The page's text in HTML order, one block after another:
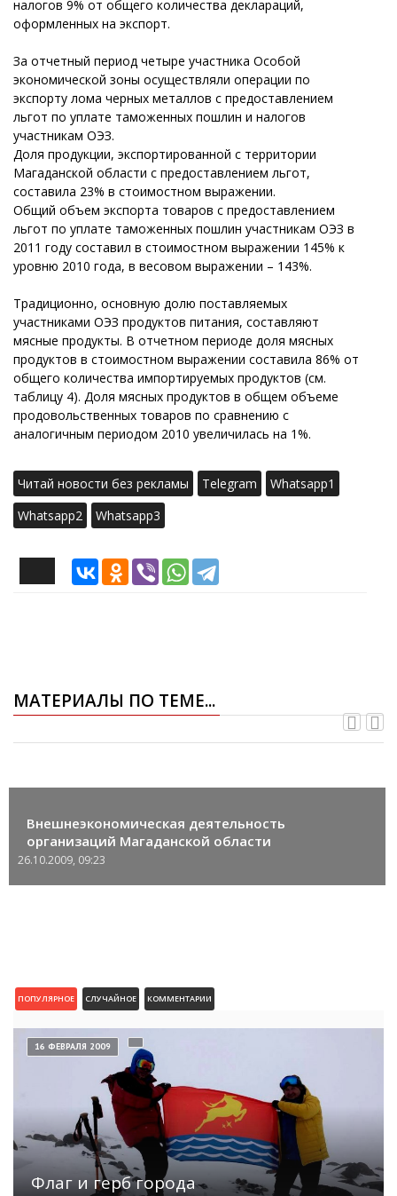
налогов 9% от общего количества деклараций,
оформленных на экспорт.
За отчетный период четыре участника Особой
экономической зоны осуществляли операции по
экспорту лома черных металлов с предоставлением
льгот по уплате таможенных пошлин и налогов
участникам ОЭЗ.
Доля продукции, экспортированной с территории
Магаданской области с предоставлением льгот,
составила 23% в стоимостном выражении.
Общий объем экспорта товаров с предоставлением
льгот по уплате таможенных пошлин участникам ОЭЗ в
2011 году составил в стоимостном выражении 145% к
уровню 2010 года, в весовом выражении – 143%.
Традиционно, основную долю поставляемых
участниками ОЭЗ продуктов питания, составляют
мясные продукты. В отчетном периоде доля мясных
продуктов в стоимостном выражении составила 86% от
общего количества импортируемых продуктов (см.
таблицу 4). Доля мясных продуктов в общем объеме
продовольственных товаров по сравнению с
аналогичным периодом 2010 увеличилась на 1%.
Читай новости без рекламы Telegram
Whatsapp1
Whatsapp2
Whatsapp3
МАТЕРИАЛЫ ПО ТЕМЕ...
Внешнеэкономическая деятельность
организаций Магаданской области
26.10.2009, 09:23
ПОПУЛЯРНОЕ СЛУЧАЙНОЕ КОММЕНТАРИИ
Флаг и герб города
16 ФЕВРАЛЯ 2009